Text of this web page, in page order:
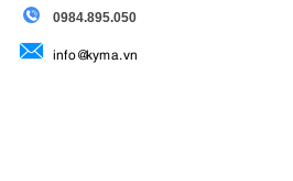
0984.895.050
info@kyma.vn